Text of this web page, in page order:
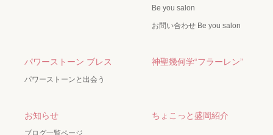
Be you salon
お問い合わせ Be you salon
パワーストーン ブレス
パワーストーンと出会う
神聖幾何学“フラーレン”
お知らせ
ブログ一覧ページ
ちょこっと盛岡紹介